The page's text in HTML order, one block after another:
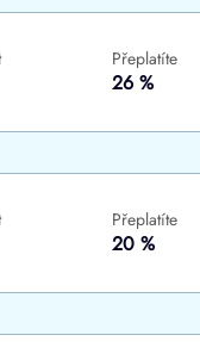
Přeplatíte
26 %
Přeplatíte
20 %